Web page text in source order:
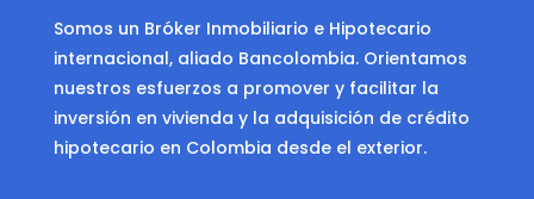
Somos un Bróker Inmobiliario e Hipotecario
internacional, aliado Bancolombia. Orientamos
nuestros esfuerzos a promover y facilitar la
inversión en vivienda y la adquisición de crédito
hipotecario en Colombia desde el exterior.